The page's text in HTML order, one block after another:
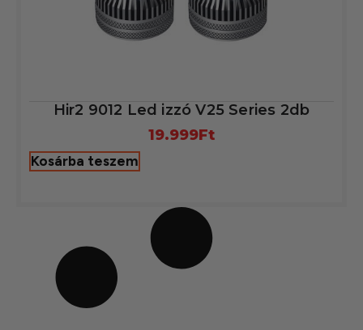
Hir2 9012 Led izzó V25 Series 2db
19.999Ft
Kosárba teszem